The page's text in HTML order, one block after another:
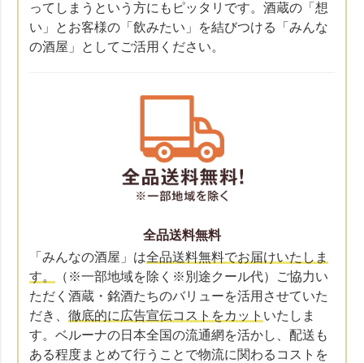
ってしまうという方にもピッタリです。酒蔵の「想
い」とお客様の「飲みたい」を結びつける「みんな
の酒屋」としてご活用ください。
全品送料無料
「みんなの酒屋」は全品送料無料でお届けいたしま
す。
（※一部地域を除く※別途クール代）ご協力い
ただく酒蔵・銘酒たちのバリューを活用させていた
だき、 徹底的に広告宣伝コストをカット いたしま
す。ベルーナの日本全国の流通網を活かし、配送も
ある程度まとめて行うことで物流に関わるコストを